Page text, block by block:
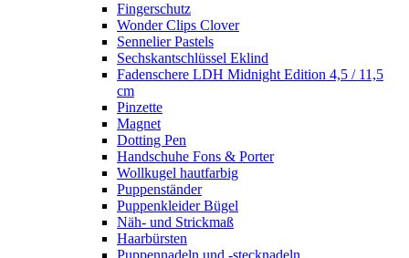
Fingerschutz
Wonder Clips Clover
Sennelier Pastels
Sechskantschlüssel Eklind
Fadenschere LDH Midnight Edition 4,5 / 11,5
cm
Pinzette
Magnet
Dotting Pen
Handschuhe Fons & Porter
Wollkugel hautfarbig
Puppenständer
Puppenkleider Bügel
Näh- und Strickmaß
Haarbürsten
Puppennadeln und -stecknadeln